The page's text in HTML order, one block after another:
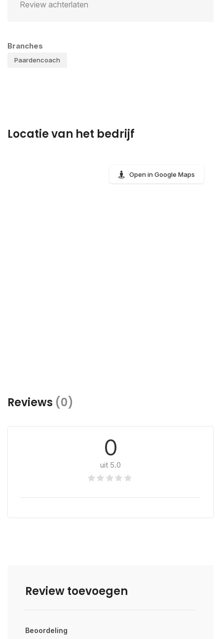
Review achterlaten
Branches
Paardencoach
Locatie van het bedrijf
Open in Google Maps
Reviews (0)
0
uit 5.0
Review toevoegen
Beoordeling